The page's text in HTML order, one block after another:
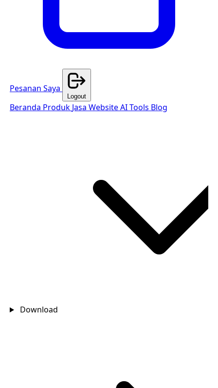
Pesanan Saya
Logout
Beranda Produk Jasa WebsiteAI Tools Blog
Download